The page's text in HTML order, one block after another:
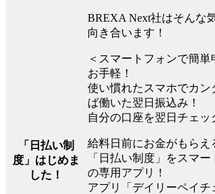
「日払い制
度」はじめま
した！
BREXA Next社はそんな
向き合います！
＜スマートフォンで簡単
お手軽！
使い慣れたスマホでカン
ば働いた翌日振込み！
自分の口座を翌日チェッ
給料日前にお金がもらえ
「日払い制度」をスマ
の専用アプリ！
アプリ「デイリーペイ